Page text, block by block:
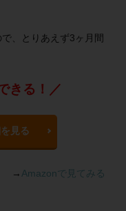
、とりあえず3ヶ月間
きる！／
見る
→ Amazonで見てみる